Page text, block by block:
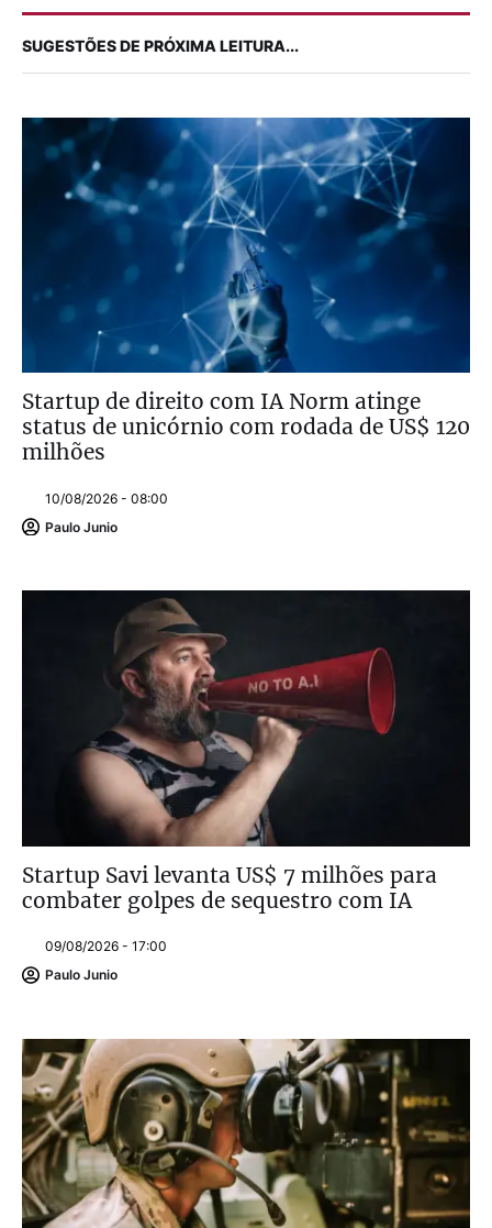
SUGESTÕES DE PRÓXIMA LEITURA...
Startup de direito com IA Norm atinge
status de unicórnio com rodada de US$ 120
milhões
10/08/2026 - 08:00
Paulo Junio
Startup Savi levanta US$ 7 milhões para
combater golpes de sequestro com IA
09/08/2026 - 17:00
Paulo Junio